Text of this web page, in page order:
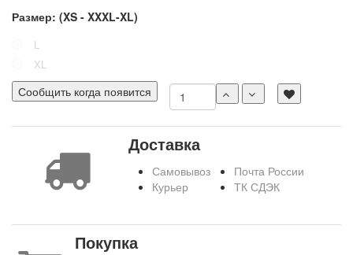
Размер: (XS - XXXL-XL)
L
XL
Сообщить когда появится
Доставка
Самовывоз
Курьер
Почта России
ТК СДЭК
Покупка